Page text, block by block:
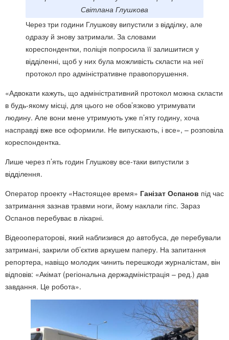
Світлана Глушкова
Через три години Глушкову випустили з відділку, але
одразу й знову затримали. За словами
кореспондентки, поліція попросила її залишитися у
відділенні, щоб у них була можливість скласти на неї
протокол про адміністративне правопорушення.
«Адвокати кажуть, що адміністративний протокол можна скласти
в будь-якому місці, для цього не обов’язково утримувати
людину. Але вони мене утримують уже п’яту годину, хоча
насправді вже все оформили. Не випускають, і все», – розповіла
кореспондентка.
Лише через п’ять годин Глушкову все-таки випустили з
відділення.
Оператор проекту «Настоящее время» Ганізат Оспанов під час
затримання зазнав травми ноги, йому наклали гіпс. Зараз
Оспанов перебуває в лікарні.
Відеооператорові, який наблизився до автобуса, де перебували
затримані, закрили об’єктив аркушем паперу. На запитання
репортера, навіщо молодик чинить перешкоди журналістам, він
відповів: «Акімат (регіональна держадміністрація – ред.) дав
завдання. Це робота».